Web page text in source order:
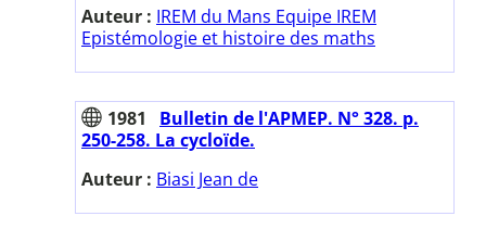
Auteur : IREM du Mans Equipe IREM
Epistémologie et histoire des maths
1981
Bulletin de l'APMEP. N° 328. p.
250-258. La cycloïde.
Auteur : Biasi Jean de